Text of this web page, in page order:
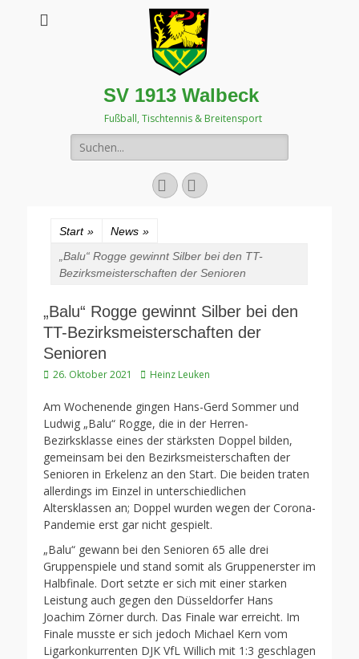
SV 1913 Walbeck
Fußball, Tischtennis & Breitensport
Suchen
nach:
FacebookInstagram
Start » News »
„Balu“ Rogge gewinnt Silber bei den TT-
Bezirksmeisterschaften der Senioren
„Balu“ Rogge gewinnt Silber bei den
TT-Bezirksmeisterschaften der
Senioren
Veröffentlicht
26. Oktober 2021 Autor
Heinz Leuken
Am Wochenende gingen Hans-Gerd Sommer und
Ludwig „Balu“ Rogge, die in der Herren-
Bezirksklasse eines der stärksten Doppel bilden,
gemeinsam bei den Bezirksmeisterschaften der
Senioren in Erkelenz an den Start. Die beiden traten
allerdings im Einzel in unterschiedlichen
Altersklassen an; Doppel wurden wegen der Corona-
Pandemie erst gar nicht gespielt.
„Balu“ gewann bei den Senioren 65 alle drei
Gruppenspiele und stand somit als Gruppenerster im
Halbfinale. Dort setzte er sich mit einer starken
Leistung auch gegen den Düsseldorfer Hans
Joachim Zörner durch. Das Finale war erreicht. Im
Finale musste er sich jedoch Michael Kern vom
Ligarkonkurrenten DJK VfL Willich mit 1:3 geschlagen